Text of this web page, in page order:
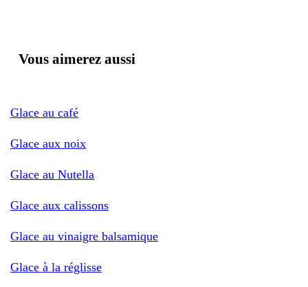
Vous aimerez aussi
Glace au café
Glace aux noix
Glace au Nutella
Glace aux calissons
Glace au vinaigre balsamique
Glace à la réglisse